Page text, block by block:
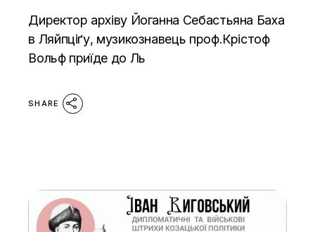
Директор архіву Йоганна Себастьяна Баха
в Ляйпціґу, музикознавець проф.Крістоф
Вольф приїде до Ль
SHARE